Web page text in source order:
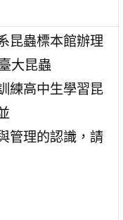
昆蟲標本館辦理
大昆蟲
練高中生學習昆
管理的認識，請